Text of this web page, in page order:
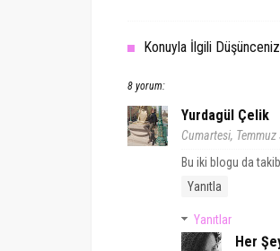
Konuyla İlgili
8 yorum:
Yurdagül Çelik
Cumartesi,
Bu iki blogu da
Yanıtla
Yanıtlar
Her